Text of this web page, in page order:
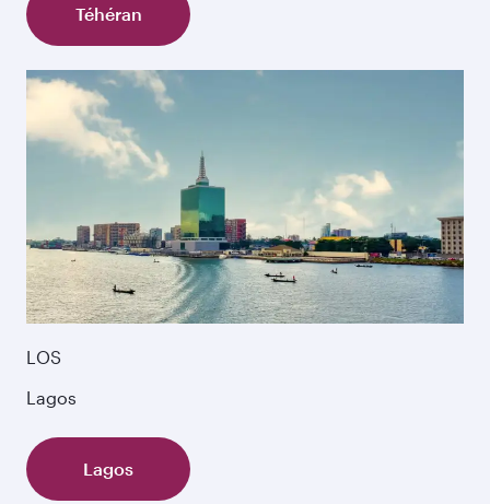
Téhéran
LOS
Lagos
Lagos